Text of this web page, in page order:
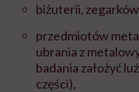
biżuterii,
przedmiotów
ubrania z
badania założyć
części),